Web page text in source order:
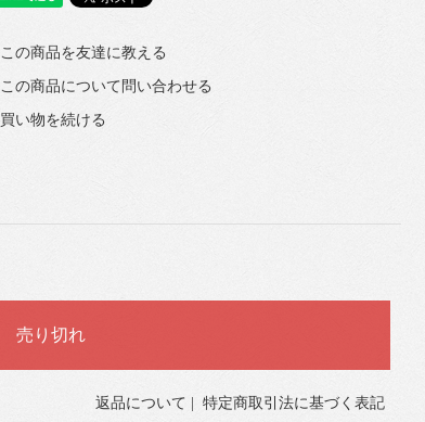
この商品を友達に教える
この商品について問い合わせる
買い物を続ける
返品について 特定商取引法に基づく表記